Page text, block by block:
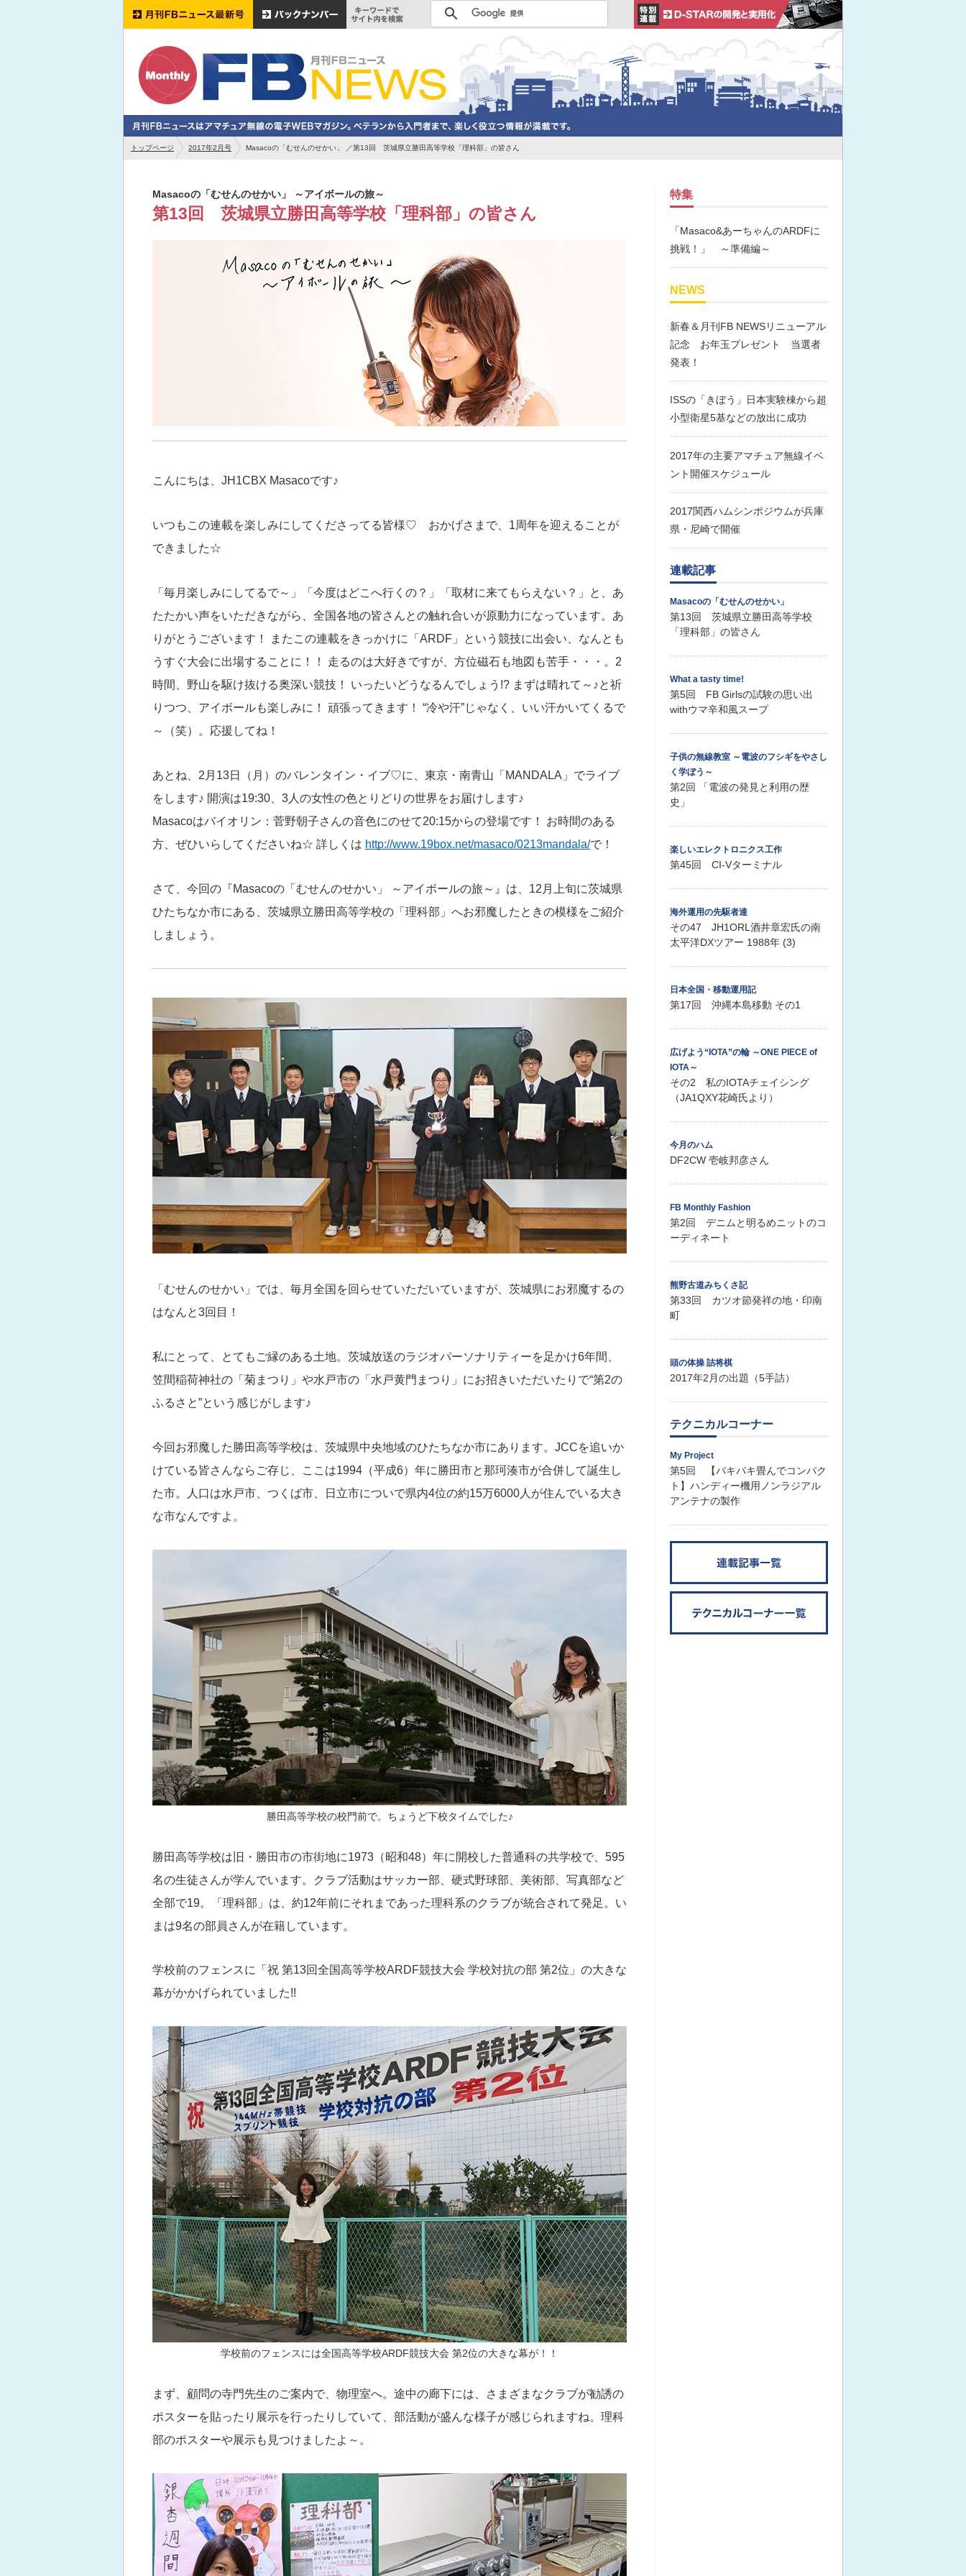
トップページ 2017年2月号 Masacoの「むせんのせかい」 ／第13回 茨城県立勝田高等学校「理科部」の皆さん
Masacoの「むせんのせかい」 ～アイボールの旅～
第13回 茨城県立勝田高等学校「理科部」の皆さん
こんにちは、JH1CBX Masacoです♪
いつもこの連載を楽しみにしてくださってる皆様♡ おかげさまで、1周年を迎えることが
できました☆
「毎月楽しみにしてるで～」「今度はどこへ行くの？」「取材に来てもらえない？」と、あ
たたかい声をいただきながら、全国各地の皆さんとの触れ合いが原動力になっています。あ
りがとうございます！ またこの連載をきっかけに「ARDF」という競技に出会い、なんとも
うすぐ大会に出場することに！！ 走るのは大好きですが、方位磁石も地図も苦手・・・。2
時間、野山を駆け抜ける奥深い競技！ いったいどうなるんでしょう!? まずは晴れて～♪と祈
りつつ、アイボールも楽しみに！ 頑張ってきます！ “冷や汗”じゃなく、いい汗かいてくるで
～（笑）。応援してね！
あとね、2月13日（月）のバレンタイン・イブ♡に、東京・南青山「MANDALA」でライブ
をします♪ 開演は19:30、3人の女性の色とりどりの世界をお届けします♪
Masacoはバイオリン：菅野朝子さんの音色にのせて20:15からの登場です！ お時間のある
方、ぜひいらしてくださいね☆ 詳しくは http://www.19box.net/masaco/0213mandala/で！
さて、今回の『Masacoの「むせんのせかい」 ～アイボールの旅～』は、12月上旬に茨城県
ひたちなか市にある、茨城県立勝田高等学校の「理科部」へお邪魔したときの模様をご紹介
しましょう。
「むせんのせかい」では、毎月全国を回らせていただいていますが、茨城県にお邪魔するの
はなんと3回目！
私にとって、とてもご縁のある土地。茨城放送のラジオパーソナリティーを足かけ6年間、
笠間稲荷神社の「菊まつり」や水戸市の「水戸黄門まつり」にお招きいただいたりで“第2の
ふるさと”という感じがします♪
今回お邪魔した勝田高等学校は、茨城県中央地域のひたちなか市にあります。JCCを追いか
けている皆さんならご存じ、ここは1994（平成6）年に勝田市と那珂湊市が合併して誕生し
た市。人口は水戸市、つくば市、日立市についで県内4位の約15万6000人が住んでいる大き
な市なんですよ。
勝田高等学校の校門前で。ちょうど下校タイムでした♪
勝田高等学校は旧・勝田市の市街地に1973（昭和48）年に開校した普通科の共学校で、595
名の生徒さんが学んでいます。クラブ活動はサッカー部、硬式野球部、美術部、写真部など
全部で19。「理科部」は、約12年前にそれまであった理科系のクラブが統合されて発足。い
まは9名の部員さんが在籍しています。
学校前のフェンスに「祝 第13回全国高等学校ARDF競技大会 学校対抗の部 第2位」の大きな
幕がかかげられていました!!
学校前のフェンスには全国高等学校ARDF競技大会 第2位の大きな幕が！！
まず、顧問の寺門先生のご案内で、物理室へ。途中の廊下には、さまざまなクラブが勧誘の
ポスターを貼ったり展示を行ったりしていて、部活動が盛んな様子が感じられますね。理科
部のポスターや展示も見つけましたよ～。
特集
「Masaco&あーちゃんのARDFに
挑戦！」 ～準備編～
NEWS
新春＆月刊FB NEWSリニューアル
記念 お年玉プレゼント 当選者
発表！
ISSの「きぼう」日本実験棟から超
小型衛星5基などの放出に成功
2017年の主要アマチュア無線イベ
ント開催スケジュール
2017関西ハムシンポジウムが兵庫
県・尼崎で開催
連載記事
Masacoの「むせんのせかい」
第13回 茨城県立勝田高等学校
「理科部」の皆さん
What a tasty time!
第5回 FB Girlsの試験の思い出
withウマ辛和風スープ
子供の無線教室 ～電波のフシギをやさし
く学ぼう～
第2回 「電波の発見と利用の歴
史」
楽しいエレクトロニクス工作
第45回 CI-Vターミナル
海外運用の先駆者達
その47 JH1ORL酒井章宏氏の南
太平洋DXツアー 1988年 (3)
日本全国・移動運用記
第17回 沖縄本島移動 その1
広げよう“IOTA”の輪 ～ONE PIECE of
IOTA～
その2 私のIOTAチェイシング
（JA1QXY花崎氏より）
今月のハム
DF2CW 壱岐邦彦さん
FB Monthly Fashion
第2回 デニムと明るめニットのコ
ーディネート
熊野古道みちくさ記
第33回 カツオ節発祥の地・印南
町
頭の体操 詰将棋
2017年2月の出題（5手詰）
テクニカルコーナー
My Project
第5回 【パキパキ畳んでコンパク
ト】ハンディー機用ノンラジアル
アンテナの製作